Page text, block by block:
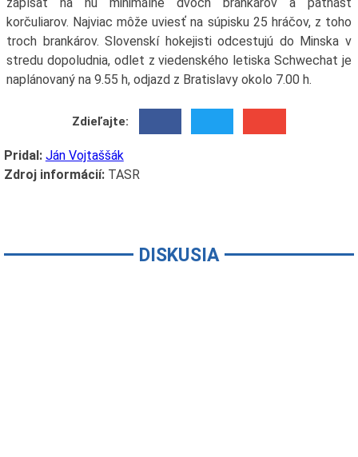
zapísať na ňu minimálne dvoch brankárov a pätnásť
korčuliarov. Najviac môže uviesť na súpisku 25 hráčov, z toho
troch brankárov. Slovenskí hokejisti odcestujú do Minska v
stredu dopoludnia, odlet z viedenského letiska Schwechat je
naplánovaný na 9.55 h, odjazd z Bratislavy okolo 7.00 h.
Zdieľajte:
Pridal: Ján Vojtaššák
Zdroj informácií:TASR
DISKUSIA